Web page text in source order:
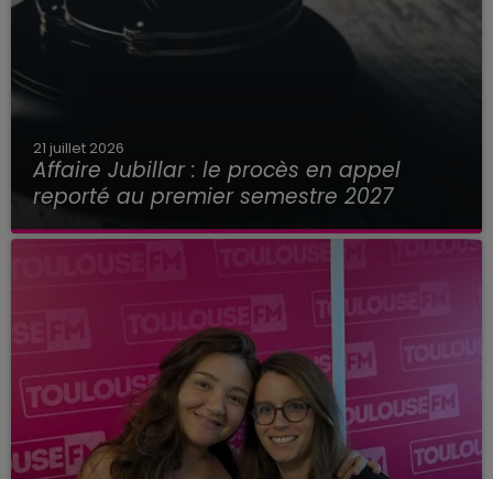
21 juillet 2026
Affaire Jubillar : le procès en appel
reporté au premier semestre 2027